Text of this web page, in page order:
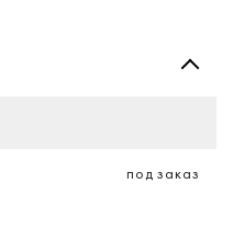
под заказ